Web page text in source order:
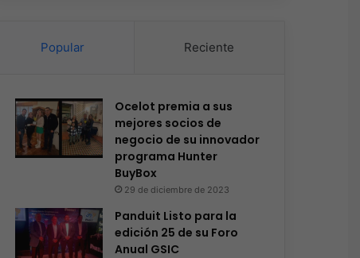
Popular Reciente
Ocelot premia a sus
mejores socios de
negocio de su innovador
programa Hunter
BuyBox
29 de diciembre de 2023
Panduit Listo para la
edición 25 de su Foro
Anual GSIC